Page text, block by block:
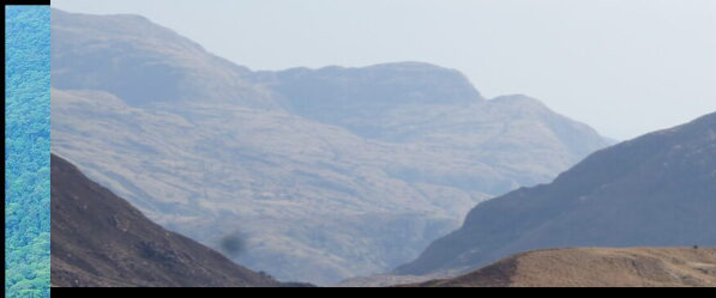
Saltar
al
contenido